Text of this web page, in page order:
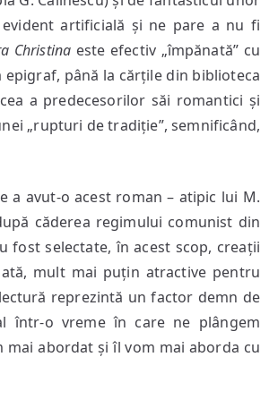
artificială și ne pare a nu fi
Christina este efectiv „împănată” cu
până la cărțile din biblioteca
a predecesorilor săi romantici și
„rupturi de tradiție”, semnificând,
a avut-o acest roman – atipic lui M.
căderea regimului comunist din
fost selectate, în acest scop, creații
mult mai puțin atractive pentru
reprezintă un factor demn de
într-o vreme în care ne plângem
mai abordat și îl vom mai aborda cu